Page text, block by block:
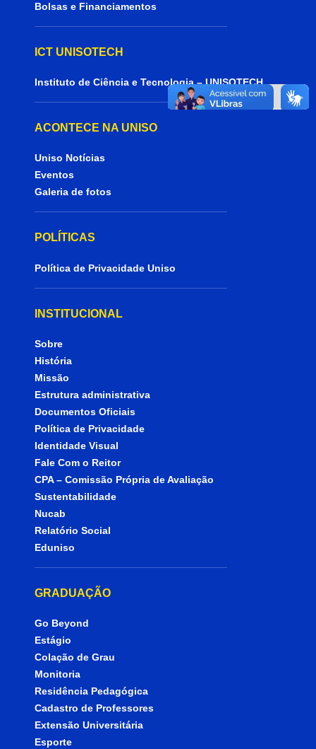
Bolsas e Financiamentos
ICT UNISOTECH
Instituto de Ciência e Tecnologia – UNISOTECH
ACONTECE NA UNISO
Uniso Notícias
Eventos
Galeria de fotos
POLÍTICAS
Política de Privacidade Uniso
INSTITUCIONAL
Sobre
História
Missão
Estrutura administrativa
Documentos Oficiais
Política de Privacidade
Identidade Visual
Fale Com o Reitor
CPA – Comissão Própria de Avaliação
Sustentabilidade
Nucab
Relatório Social
Eduniso
GRADUAÇÃO
Go Beyond
Estágio
Colação de Grau
Monitoria
Residência Pedagógica
Cadastro de Professores
Extensão Universitária
Esporte